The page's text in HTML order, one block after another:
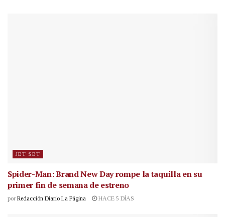
JET SET
Spider-Man: Brand New Day rompe la taquilla en su
primer fin de semana de estreno
por Redacción Diario La Página HACE 5 DÍAS